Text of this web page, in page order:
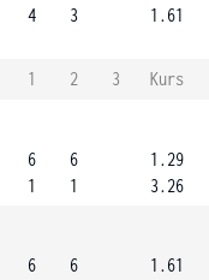
4
3
1.61
1 2 3
Kurs
6
1
6
1
1.29
3.26
6
6
1.61